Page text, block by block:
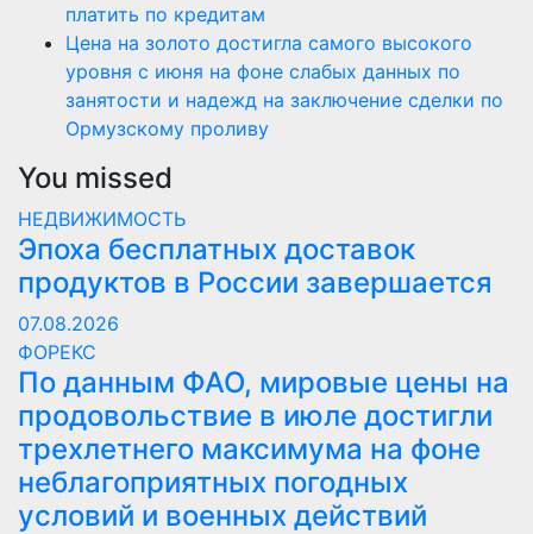
платить по кредитам
Цена на золото достигла самого высокого
уровня с июня на фоне слабых данных по
занятости и надежд на заключение сделки по
Ормузскому проливу
You missed
НЕДВИЖИМОСТЬ
Эпоха бесплатных доставок
продуктов в России завершается
07.08.2026
ФОРЕКС
По данным ФАО, мировые цены на
продовольствие в июле достигли
трехлетнего максимума на фоне
неблагоприятных погодных
условий и военных действий